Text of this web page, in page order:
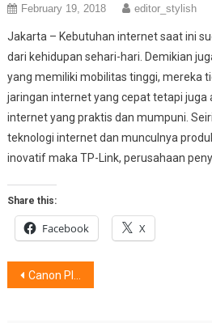
February 19, 2018 editor_stylish
Jakarta – Kebutuhan internet saat ini
dari kehidupan sehari-hari. Demikian
yang memiliki mobilitas tinggi, mereka
jaringan internet yang cepat tetapi juga
internet yang praktis dan mumpuni.
teknologi internet dan munculnya
inovatif maka TP-Link, perusahaan
Share this:
Facebook X
Post
Canon PIXMA TR4570s : All-In-One Printer Bisnis